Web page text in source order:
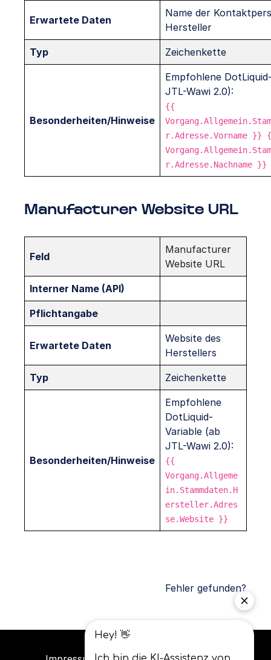
Erwartete Daten
Name der
Hersteller
Typ Zeichenkette
Besonderheiten/Hinweise
Empfohlene
JTL-Wawi 2.0):
{{
r.Adresse.Vorname }}
r.Adresse.Nachname }}
Manufacturer Website URL
Feld
Manufacturer
Website URL
Interner Name (API)
Pflichtangabe
Erwartete Daten
Website des
Herstellers
Typ Zeichenkette
Besonderheiten/Hinweise
Empfohlene
DotLiquid-
Variable (ab
JTL-Wawi 2.0):
{{
Vorgang.Allgeme
in.Stammdaten.H
ersteller.Adres
se.Website }}
Fehler gefunden?